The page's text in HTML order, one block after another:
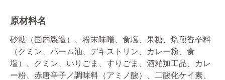
原材料名
砂糖（国内製造）、粉末味噌、食塩、果糖、焙煎香辛料
（クミン、パーム油、デキストリン、カレー粉、食
塩）、クミン、いりごま、すりごま、酒粕加工品、カレ
ー粉、赤唐辛子／調味料（アミノ酸）、二酸化ケイ素、